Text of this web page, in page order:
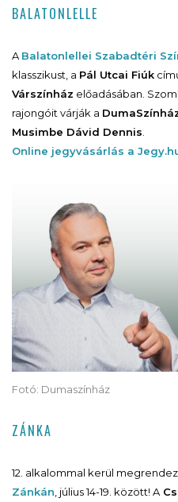
BALATONLELLE
ABalatonlellei Szabadtéri
klasszikust, a Pál Utcai Fiúk
Várszínház előadásában.
rajongóit várják a
Musimbe Dávid Dennis.
Online jegyvásárlás a
Fotó: Dumaszínház
ZÁNKA
12. alkalommal kerül
Zánkán , július 14-19. között! A